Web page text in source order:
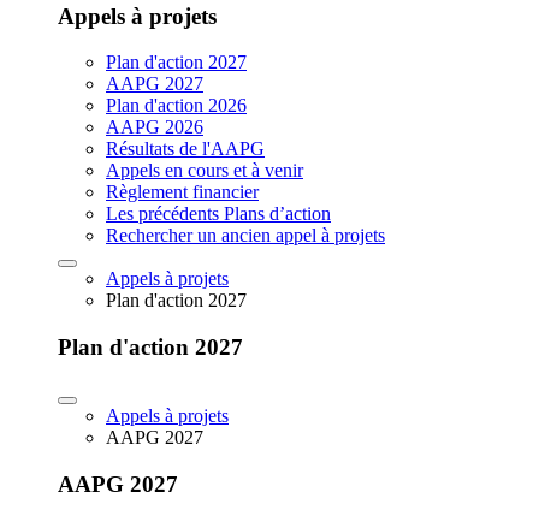
Appels à projets
Plan d'action 2027
AAPG 2027
Plan d'action 2026
AAPG 2026
Résultats de l'AAPG
Appels en cours et à venir
Règlement financier
Les précédents Plans d’action
Rechercher un ancien appel à projets
Appels à projets
Plan d'action 2027
Plan d'action 2027
Appels à projets
AAPG 2027
AAPG 2027